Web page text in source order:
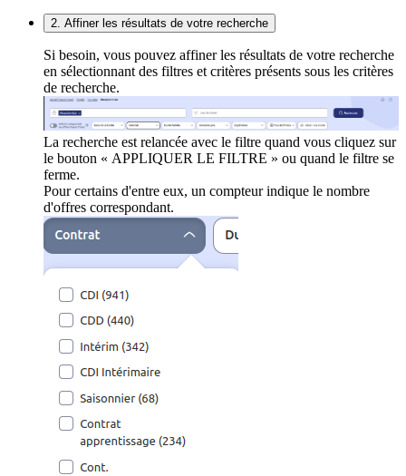
2. Affiner les résultats de votre recherche
Si besoin, vous pouvez affiner les résultats de votre recherche
en sélectionnant des filtres et critères présents sous les critères
de recherche.
La recherche est relancée avec le filtre quand vous cliquez sur
le bouton « APPLIQUER LE FILTRE » ou quand le filtre se
ferme.
Pour certains d'entre eux, un compteur indique le nombre
d'offres correspondant.